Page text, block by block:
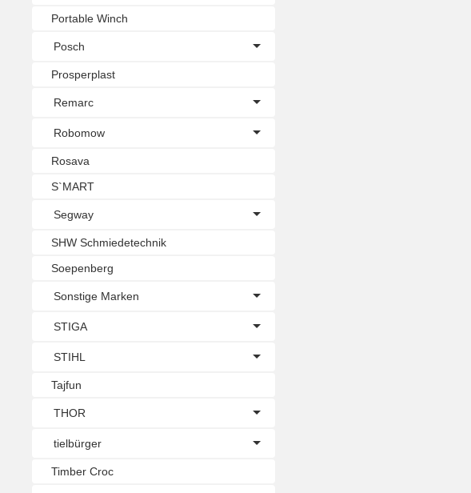
Portable Winch
Posch
Prosperplast
Remarc
Robomow
Rosava
S`MART
Segway
SHW Schmiedetechnik
Soepenberg
Sonstige Marken
STIGA
STIHL
Tajfun
THOR
tielbürger
Timber Croc